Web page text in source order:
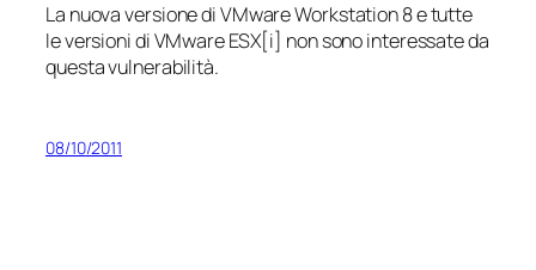
La nuova versione di VMware Workstation 8 e tutte
le versioni di VMware ESX[i] non sono interessate da
questa vulnerabilità.
08/10/2011